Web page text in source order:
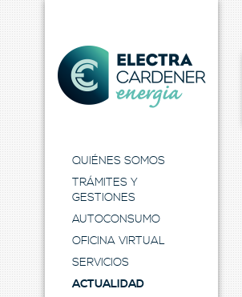
Electra Energia
QUIÉNES SOMOS
TRÁMITES Y
GESTIONES
AUTOCONSUMO
OFICINA VIRTUAL
SERVICIOS
ACTUALIDAD